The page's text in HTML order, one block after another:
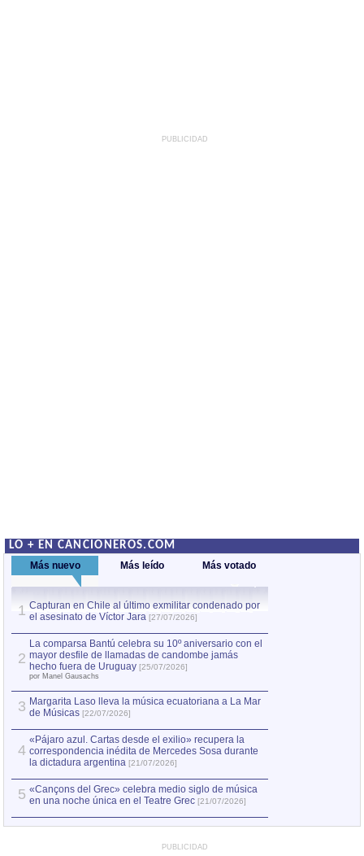
PUBLICIDAD
LO + EN CANCIONEROS.COM
Más nuevo Más leído Más votado
1 Capturan en Chile al último exmilitar condenado por
el asesinato de Víctor Jara [27/07/2026]
2
La comparsa Bantú celebra su 10º aniversario con el
mayor desfile de llamadas de candombe jamás
hecho fuera de Uruguay [25/07/2026]
por Manel Gausachs
3 Margarita Laso lleva la música ecuatoriana a La Mar
de Músicas [22/07/2026]
4
«Pájaro azul. Cartas desde el exilio» recupera la
correspondencia inédita de Mercedes Sosa durante
la dictadura argentina [21/07/2026]
5 «Cançons del Grec» celebra medio siglo de música
en una noche única en el Teatre Grec [21/07/2026]
PUBLICIDAD